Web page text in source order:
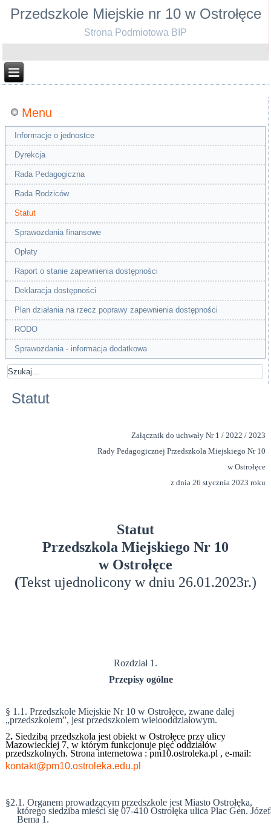
Przedszkole Miejskie nr 10 w Ostrołęce
Strona Podmiotowa BIP
Menu
Informacje o jednostce
Dyrekcja
Rada Pedagogiczna
Rada Rodziców
Statut
Sprawozdania finansowe
Opłaty
Raport o stanie zapewnienia dostępności
Deklaracja dostępności
Plan działania na rzecz poprawy zapewnienia dostępności
RODO
Sprawozdania - informacja dodatkowa
Statut
Załącznik do uchwały Nr 1 / 2022 / 2023
Rady Pedagogicznej Przedszkola Miejskiego Nr 10
w Ostrołęce
z dnia 26 stycznia 2023 roku
Statut
Przedszkola Miejskiego Nr 10
w Ostrołęce
(Tekst ujednolicony w dniu 26.01.2023r.)
Rozdział 1.
Przepisy ogólne
§ 1.1. Przedszkole Miejskie Nr 10 w Ostrołęce, zwane dalej
„przedszkolem”, jest przedszkolem wielooddziałowym.
2. Siedzibą przedszkola jest obiekt w Ostrołęce przy ulicy
Mazowieckiej 7, w którym funkcjonuje pięć oddziałów
przedszkolnych. Strona internetowa : pm10.ostroleka.pl , e-mail:
kontakt@pm10.ostroleka.edu.pl
§2.1. Organem prowadzącym przedszkole jest Miasto Ostrołęka,
którego siedziba mieści się 07-410 Ostrołęka ulica Plac Gen.
Bema 1.